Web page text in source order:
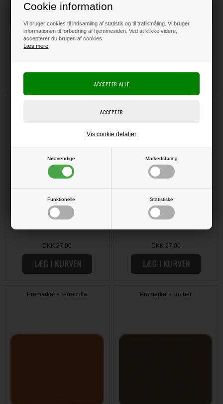
Cookie information
Vi bruger cookies til indsamling af statistik og til trafikmåling. Vi bruger
informationen til forbedring af hjemmesiden. Ved at klikke videre,
accepterer du brugen af cookies.
Læs mere
Nødvendige Markedsføring
Funktionelle Statistiske
Vis cookie detaljer
DKK 27,00 DKK 27,00
Promarker - Terracotta Promarker - Umber